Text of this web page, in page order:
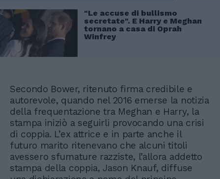
"Le accuse di bullismo
secretate". E Harry e Meghan
tornano a casa di Oprah
Winfrey
Secondo Bower, ritenuto firma credibile e
autorevole, quando nel 2016 emerse la notizia
della frequentazione tra Meghan e Harry, la
stampa iniziò a seguirli provocando una crisi
di coppia. L’ex attrice e in parte anche il
futuro marito ritenevano che alcuni titoli
avessero sfumature razziste, l’allora addetto
stampa della coppia, Jason Knauf, diffuse